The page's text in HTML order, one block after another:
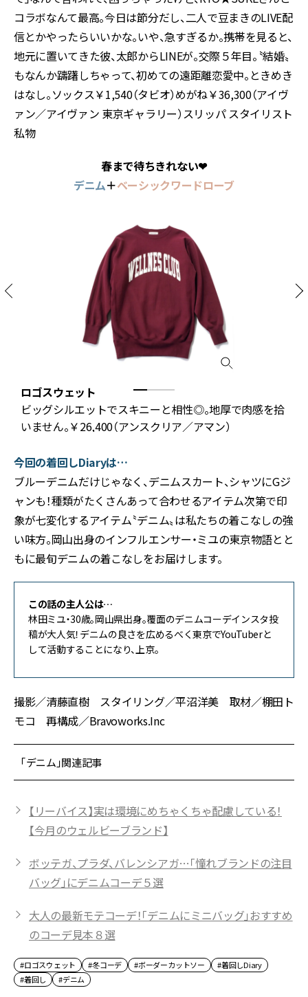
コラボなんて最高。今日は節分だし、二人で豆まきのLIVE配
信とかやったらいいかな。いや、急すぎるか。携帯を見ると、
地元に置いてきた彼、太郎からLINEが。交際５年目。〝結婚〟
もなんか躊躇しちゃって、初めての遠距離恋愛中。ときめき
はなし。ソックス￥1,540（タビオ）めがね￥36,300（アイヴ
ァン／アイヴァン 東京ギャラリー）スリッパ スタイリスト
私物
春まで待ちきれない❤︎
デニム＋ベーシックワードローブ
ロゴスウェット
ビッグシルエットでスキニーと相性◎。地厚で肉感を拾
いません。￥26,400（アンスクリア／アマン）
今回の着回しDiaryは…
ブルーデニムだけじゃなく、デニムスカート、シャツにGジ
ャンも！種類がたくさんあって合わせるアイテム次第で印
象が七変化するアイテム〝デニム〟は私たちの着こなしの強
い味方。岡山出身のインフルエンサー・ミユの東京物語とと
もに最旬デニムの着こなしをお届けします。
この話の主人公は…
林田ミユ・30歳。岡山県出身。覆面のデニムコーデインスタ投
稿が大人気！デニムの良さを広めるべく東京でYouTuberと
して活動することになり、上京。
撮影／清藤直樹 スタイリング／平沼洋美 取材／棚田ト
モコ 再構成／Bravoworks.Inc
「デニム」関連記事
【リーバイス】実は環境にめちゃくちゃ配慮している！
【今月のウェルビーブランド】
ボッテガ、プラダ、バレンシアガ…「憧れブランドの注目
バッグ」にデニムコーデ５選
大人の最新モテコーデ！「デニムにミニバッグ」おすすめ
のコーデ見本８選
#ロゴスウェット #冬コーデ #ボーダーカットソー
#着回しDiary
#着回し
#デニム